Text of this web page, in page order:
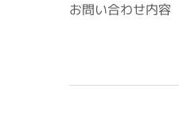
お問い合わせ内容